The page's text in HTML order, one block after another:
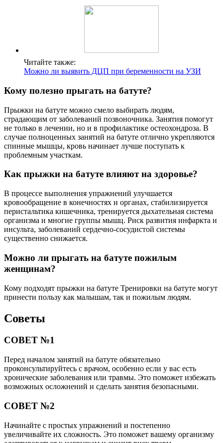
Читайте также:
Можно ли выявить ДЦП при беременности на УЗИ
Кому полезно прыгать на батуте?
Прыжки на батуте можно смело выбирать людям,
страдающим от заболеваний позвоночника. Занятия помогут
не только в лечении, но и в профилактике остеохондроза. В
случае полноценных занятий на батуте отлично укрепляются
спинные мышцы, кровь начинает лучше поступать к
проблемным участкам.
Как прыжки на батуте влияют на здоровье?
В процессе выполнения упражнений улучшается
кровообращение в конечностях и органах, стабилизируется
перистальтика кишечника, тренируется дыхательная система
организма и многие группы мышц. Риск развития инфаркта и
инсульта, заболеваний сердечно-сосудистой системы
существенно снижается.
Можно ли прыгать на батуте пожилым
женщинам?
Кому подходят прыжки на батуте Тренировки на батуте могут
принести пользу как малышам, так и пожилым людям.
Советы
СОВЕТ №1
Перед началом занятий на батуте обязательно
проконсультируйтесь с врачом, особенно если у вас есть
хронические заболевания или травмы. Это поможет избежать
возможных осложнений и сделать занятия безопасными.
СОВЕТ №2
Начинайте с простых упражнений и постепенно
увеличивайте их сложность. Это поможет вашему организму